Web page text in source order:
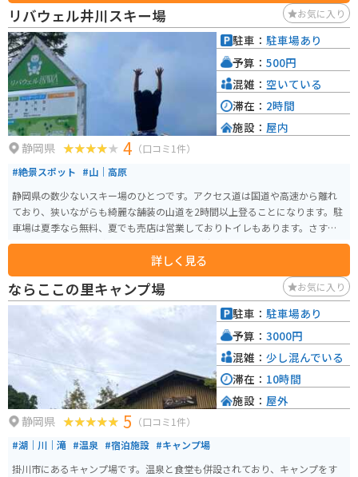
リバウェル井川スキー場 お気に入り
静岡県 4 （口コミ1件）
#絶景スポット #山｜高原
静岡県の数少ないスキー場のひとつです。アクセス道は国道や高速から離れ
ており、狭いながらも綺麗な舗装の山道を2時間以上登ることになります。駐
車場は夏季なら無料、夏でも売店は営業しておりトイレもあります。さすが
はスキー場、草原で遠くまで見渡せる景色が広がります。夏でもレンタルで
詳しく見る
駐車： 駐車場あり
予算： 500円
混雑： 空いている
滞在： 2時間
施設： 屋内
ならここの里キャンプ場 お気に入り
静岡県 5 （口コミ1件）
#湖｜川｜滝 #温泉 #宿泊施設 #キャンプ場
掛川市にあるキャンプ場です。温泉と食堂も併設されており、キャンプをす
駐車： 駐車場あり
予算： 3000円
混雑： 少し混んでいる
滞在： 10時間
施設： 屋外